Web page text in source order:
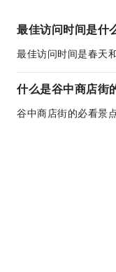
最佳访问时间是什
最佳访问时间是春天
什么是谷中商店街
谷中商店街的必看景